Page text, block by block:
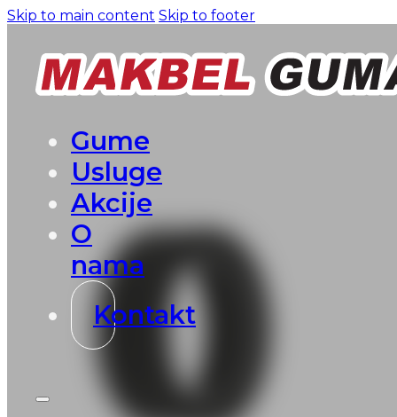
Skip to main content Skip to footer
Gume
Usluge
Akcije
O
nama
Kontakt